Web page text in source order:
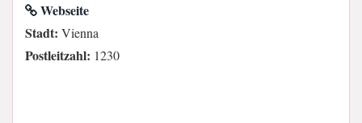
Webseite
Stadt: Vienna
Postleitzahl: 1230